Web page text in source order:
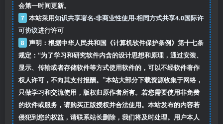
会第一时间更新。
7 本站采用知识共享署名-非商业性使用-相同方式共享4.0国际许
可协议进行许可
8 声明：根据中华人民共和国《计算机软件保护条例》第十七条
规定：“为了学习和研究软件内含的设计思想和原理，通过安装、
显示、传输或者存储软件等方式使用软件的，可以不经软件著作
权人许可，不向其支付报酬。”本站大部分下载资源收集于网络，
只做学习和交流使用，版权归原作者所有。若您需要使用非免费
的软件或服务，请购买正版授权并合法使用。本站发布的内容若
侵犯到您的权益，请联系站长删除，我们将及时处理。用户本人